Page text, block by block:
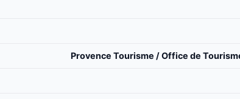
Provence Tourisme / Office de